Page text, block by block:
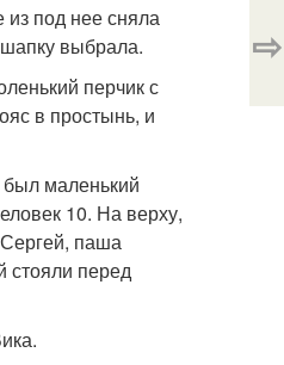
под нее сняла
выбрала.
перчик с
в простынь, и
маленький
10. На верху,
паша
стояли перед
⇨